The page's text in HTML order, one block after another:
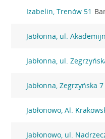
Izabelin, Trenów 51
Jabłonna, ul.
Jabłonna, ul.
Jabłonna, Zegrzyńska 7
Jabłonowo, Al.
Jabłonowo, ul.